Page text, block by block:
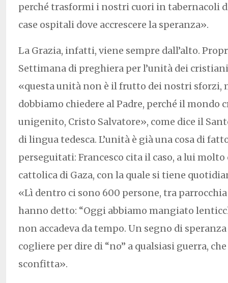
perché trasformi i nostri cuori in tabernacoli
case ospitali dove accrescere la speranza».
La Grazia, infatti, viene sempre dall’alto.
Settimana di preghiera per l’unità dei
«questa unità non è il frutto dei nostri sforzi,
dobbiamo chiedere al Padre, perché il mondo
unigenito, Cristo Salvatore», come dice il
di lingua tedesca. L’unità è già una cosa di
perseguitati: Francesco cita il caso, a lui
cattolica di Gaza, con la quale si tiene
«Lì dentro ci sono 600 persone, tra
hanno detto: “Oggi abbiamo mangiato
non accadeva da tempo. Un segno di
cogliere per dire di “no” a qualsiasi guerra,
sconfitta».